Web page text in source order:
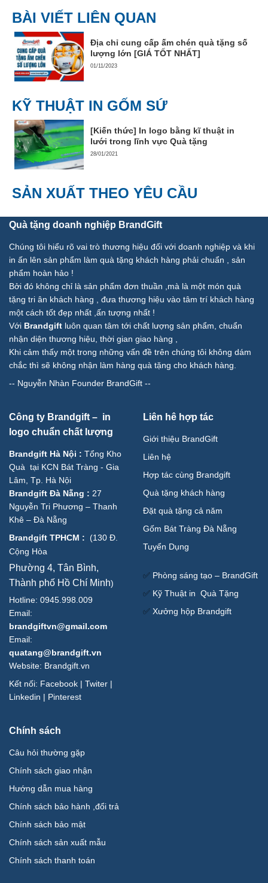
BÀI VIẾT LIÊN QUAN
Địa chỉ cung cấp ấm chén quà tặng số
lượng lớn [GIÁ TỐT NHẤT]
01/11/2023
KỸ THUẬT IN GỐM SỨ
[Kiến thức] In logo bằng kĩ thuật in
lưới trong lĩnh vực Quà tặng
28/01/2021
SẢN XUẤT THEO YÊU CẦU
Quà tặng doanh nghiệp BrandGift
Chúng tôi hiểu rõ vai trò thương hiệu đối với doanh nghiệp và khi
in ấn lên sản phẩm làm quà tặng khách hàng phải chuẩn , sản
phẩm hoàn hảo !
Bởi đó không chỉ là sản phẩm đơn thuần ,mà là một món quà
tặng tri ân khách hàng , đưa thương hiệu vào tâm trí khách hàng
một cách tốt đẹp nhất ,ấn tượng nhất !
Với Brandgift luôn quan tâm tới chất lượng sản phẩm, chuẩn
nhận diện thương hiệu, thời gian giao hàng ,
Khi cảm thấy một trong những vấn đề trên chúng tôi không dám
chắc thì sẽ không nhận làm hàng quà tặng cho khách hàng.
-- Nguyễn Nhàn Founder BrandGift --
Công ty Brandgift – in
logo chuẩn chất lượng
Brandgift Hà Nội : Tổng Kho
Quà tại KCN Bát Tràng - Gia
Lâm, Tp. Hà Nội
Brandgift Đà Nẵng : 27
Nguyễn Tri Phương – Thanh
Khê – Đà Nẵng
Brandgift TPHCM : (130 Đ.
Cộng Hòa
Phường 4, Tân Bình,
Thành phố Hồ Chí Minh)
Hotline: 0945.998.009
Email:
brandgiftvn@gmail.com
Email:
quatang@brandgift.vn
Website: Brandgift.vn
Kết nối: Facebook | Twiter |
Linkedin | Pinterest
Liên hê hợp tác
Giới thiệu BrandGift
Liên hệ
Hợp tác cùng Brandgift
Quà tặng khách hàng
Đặt quà tặng cả năm
Gốm Bát Tràng Đà Nẵng
Tuyển Dụng
✅ Phòng sáng tạo – BrandGift
✅ Kỹ Thuật in Quà Tặng
✅ Xưởng hộp Brandgift
Chính sách
Câu hỏi thường gặp
Chính sách giao nhận
Hướng dẫn mua hàng
Chính sách bảo hành ,đổi trả
Chính sách bảo mật
Chính sách sản xuất mẫu
Chính sách thanh toán